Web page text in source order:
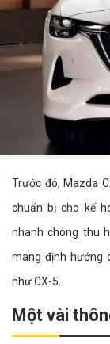
Trước đó, Mazda
chuẩn bị cho kế
nhanh chóng thu
mang định hướng
như CX-5.
Một vài